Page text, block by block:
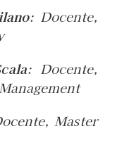
: Docente,
: Docente,
, Master